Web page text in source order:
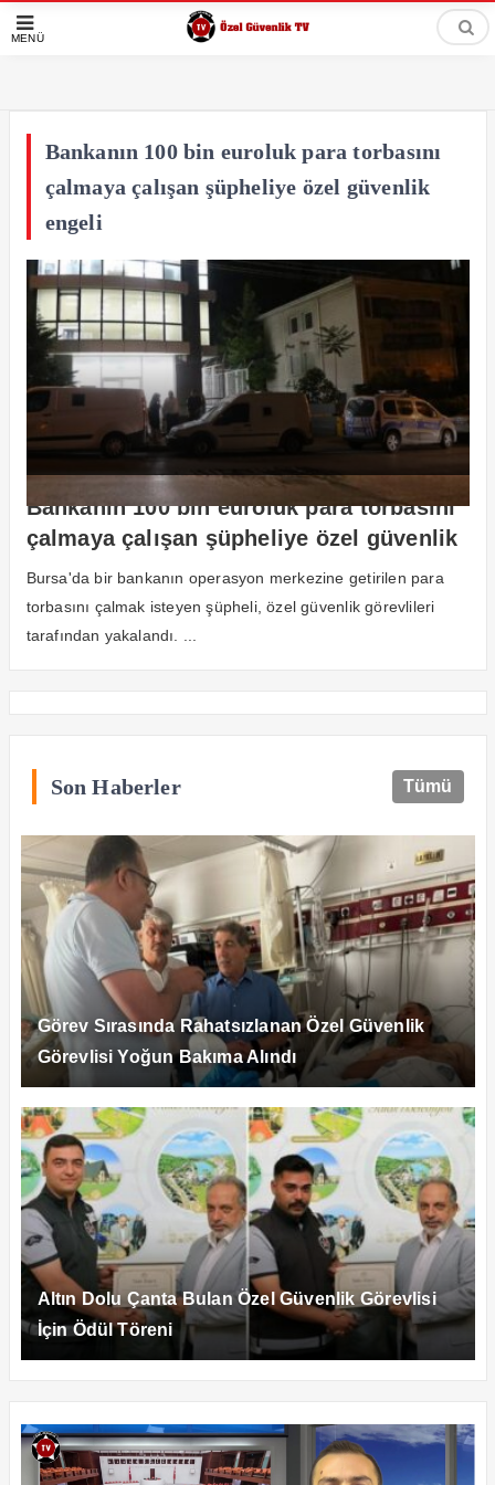
MENÜ
Bankanın 100 bin euroluk para torbasını
çalmaya çalışan şüpheliye özel güvenlik
engeli
Bankanın 100 bin euroluk para torbasını
çalmaya çalışan şüpheliye özel güvenlik
engeli
Bursa'da bir bankanın operasyon merkezine getirilen para
torbasını çalmak isteyen şüpheli, özel güvenlik görevlileri
tarafından yakalandı. ...
Son Haberler Tümü
Görev Sırasında Rahatsızlanan Özel Güvenlik
Görevlisi Yoğun Bakıma Alındı
Altın Dolu Çanta Bulan Özel Güvenlik Görevlisi
İçin Ödül Töreni